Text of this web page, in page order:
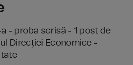
a - proba scrisă - 1 post de
Direcției Economice -